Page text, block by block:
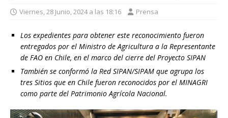
Viernes, 28 Junio, 2024 a las 18:16 Prensa
Los expedientes para obtener este reconocimiento fueron
entregados por el Ministro de Agricultura a la Representante
de FAO en Chile, en el marco del cierre del Proyecto SIPAN
También se conformó la Red SIPAN/SIPAM que agrupa los
tres Sitios que en Chile fueron reconocidos por el MINAGRI
como parte del Patrimonio Agrícola Nacional.